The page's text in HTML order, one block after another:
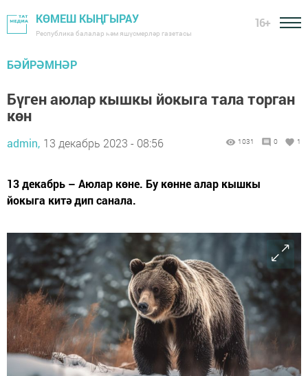
КӨМЕШ КЫҢГЫРАУ
Республика балалар һәм яшүсмерләр газетасы
16+
БӘЙРӘМНӘР
Бүген аюлар кышкы йокыга тала торган
көн
admin, 13 декабрь 2023 - 08:56 1031 0 1
13 декабрь – Аюлар көне. Бу көнне алар кышкы
йокыга китә дип санала.